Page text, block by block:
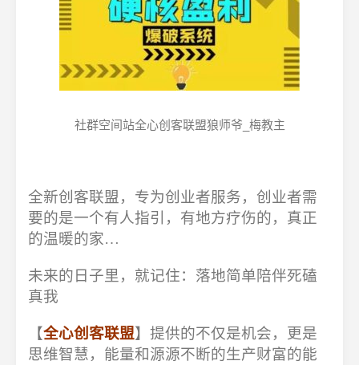
社群空间站全心创客联盟狼师爷_梅教主
全新创客联盟，专为创业者服务，创业者需
要的是一个有人指引，有地方疗伤的，真正
的温暖的家…
未来的日子里，就记住：落地简单陪伴死磕
真我
【全心创客联盟】提供的不仅是机会，更是
思维智慧，能量和源源不断的生产财富的能